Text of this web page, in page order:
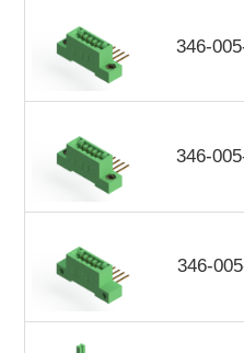
346-
346-
346-